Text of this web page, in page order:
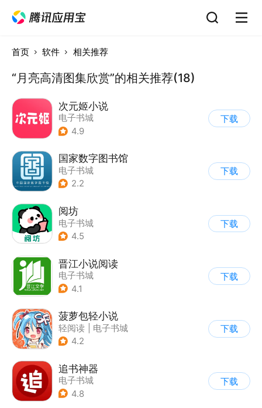
首页 软件 相关推荐
“月亮高清图集欣赏”的相关推荐(18)
次元姬小说
电子书城
4.9
下载
国家数字图书馆
电子书城
2.2
下载
阅坊
电子书城
4.5
下载
晋江小说阅读
电子书城
4.1
下载
菠萝包轻小说
轻阅读
电子书城
4.2
下载
追书神器
电子书城
4.8
下载